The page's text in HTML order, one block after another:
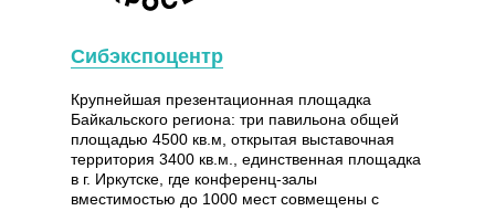
Сибэкспоцентр
Крупнейшая презентационная площадка
Байкальского региона: три павильона общей
площадью 4500 кв.м, открытая выставочная
территория 3400 кв.м., единственная площадка
в г. Иркутске, где конференц-залы
вместимостью до 1000 мест совмещены с